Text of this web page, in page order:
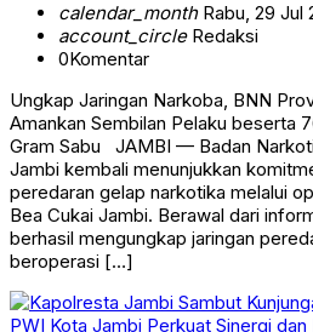
calendar_monthRabu, 29 Jul
account_circleRedaksi
0Komentar
Ungkap Jaringan Narkoba, BNN
Amankan Sembilan Pelaku beserta
Gram Sabu JAMBI — Badan
Jambi kembali menunjukkan
peredaran gelap narkotika melalui
Bea Cukai Jambi. Berawal dari
berhasil mengungkap jaringan
beroperasi […]